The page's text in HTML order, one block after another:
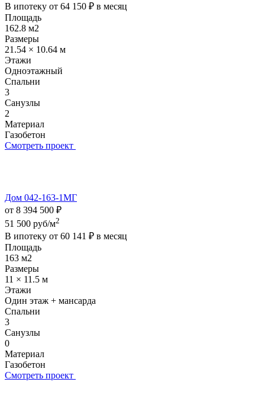
В ипотеку от 64 150 ₽ в месяц
Площадь
162.8 м2
Размеры
21.54 × 10.64 м
Этажи
Одноэтажный
Спальни
3
Санузлы
2
Материал
Газобетон
Смотреть проект
Дом 042-163-1МГ
от 8 394 500 ₽
51 500 руб/м2
В ипотеку от 60 141 ₽ в месяц
Площадь
163 м2
Размеры
11 × 11.5 м
Этажи
Один этаж + мансарда
Спальни
3
Санузлы
0
Материал
Газобетон
Смотреть проект